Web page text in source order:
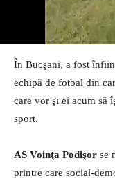
În Bucşani, a fost
echipă de fotbal din
care vor şi ei acum să
sport.
AS Voinţa Podişor se
printre care social-